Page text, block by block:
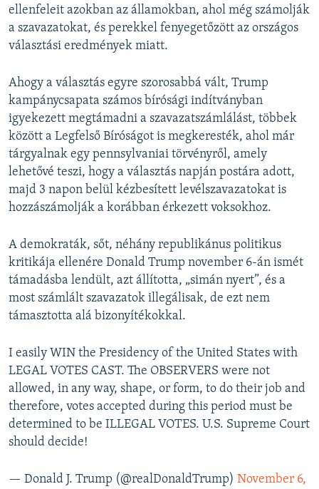
ellenfeleit azokban az államokban, ahol még számolják
a szavazatokat, és perekkel fenyegetőzött az országos
választási eredmények miatt.
Ahogy a választás egyre szorosabbá vált, Trump
kampánycsapata számos bírósági indítványban
igyekezett megtámadni a szavazatszámlálást, többek
között a Legfelső Bíróságot is megkeresték, ahol már
tárgyalnak egy pennsylvaniai törvényről, amely
lehetővé teszi, hogy a választás napján postára adott,
majd 3 napon belül kézbesített levélszavazatokat is
hozzászámolják a korábban érkezett voksokhoz.
A demokraták, sőt, néhány republikánus politikus
kritikája ellenére Donald Trump november 6-án ismét
támadásba lendült, azt állította, „simán nyert”, és a
most számlált szavazatok illegálisak, de ezt nem
támasztotta alá bizonyítékokkal.
I easily WIN the Presidency of the United States with
LEGAL VOTES CAST. The OBSERVERS were not
allowed, in any way, shape, or form, to do their job and
therefore, votes accepted during this period must be
determined to be ILLEGAL VOTES. U.S. Supreme Court
should decide!
— Donald J. Trump (@realDonaldTrump) November 6,